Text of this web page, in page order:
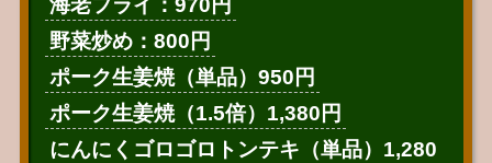
海老フライ：970円
野菜炒め：800円
ポーク生姜焼（単品）950円
ポーク生姜焼（1.5倍）1,380円
にんにくゴロゴロトンテキ（単品）1,280